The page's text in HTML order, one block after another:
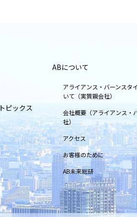
ピックス
ABについて
アライアンス・バーンスタ
いて（実質親会社）
会社概要（アライアンス・
社）
アクセス
お客様のために
AB未来総研